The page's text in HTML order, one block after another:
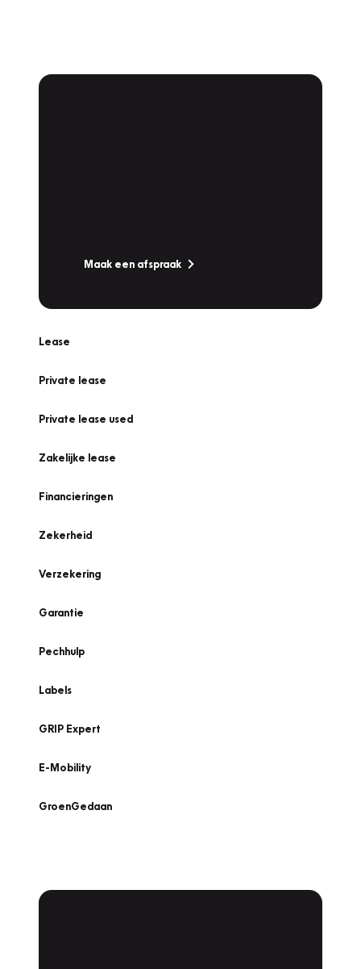
Maak een afspraak
Lease
Private lease
Private lease used
Zakelijke lease
Financieringen
Zekerheid
Verzekering
Garantie
Pechhulp
Labels
GRIP Expert
E-Mobility
GroenGedaan